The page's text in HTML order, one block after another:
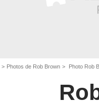
Photos de Rob Brown Photo Rob